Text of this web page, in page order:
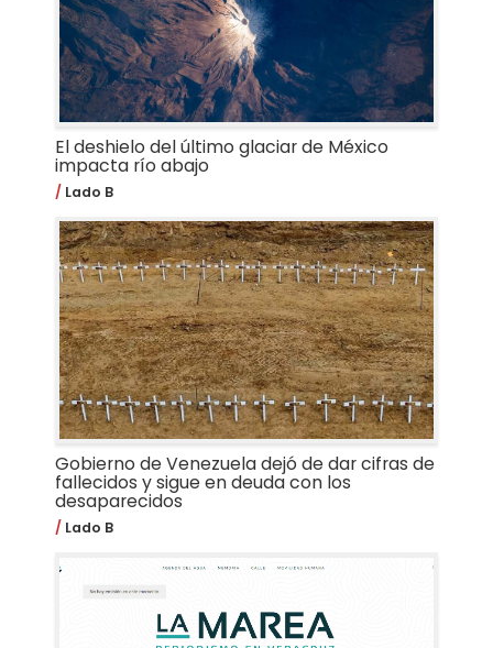
El deshielo del último glaciar de México
impacta río abajo
Lado B
Gobierno de Venezuela dejó de dar cifras de
fallecidos y sigue en deuda con los
desaparecidos
Lado B